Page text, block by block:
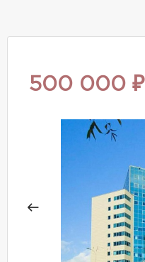
500 000 ₽